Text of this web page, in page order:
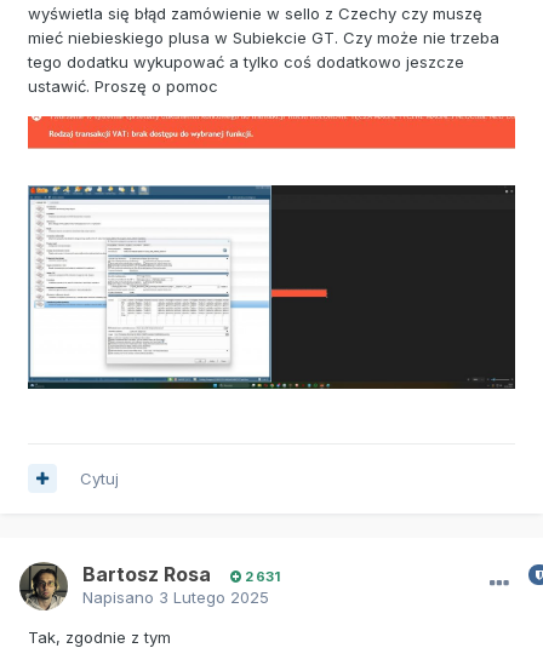
wyświetla się błąd zamówienie w sello z Czechy czy muszę
mieć niebieskiego plusa w Subiekcie GT. Czy może nie trzeba
tego dodatku wykupować a tylko coś dodatkowo jeszcze
ustawić. Proszę o pomoc
Cytuj
Bartosz Rosa 2 631
Napisano 3 Lutego 2025
Tak, zgodnie z tym